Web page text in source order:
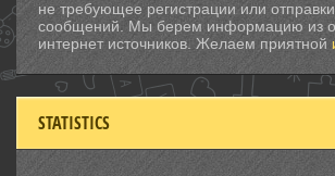
не требующее регистрации или
сообщений. Мы берем информацию из
интернет источников. Желаем приятной
STATISTICS